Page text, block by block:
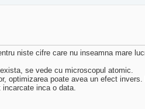
niste cifre care nu inseamna mare
se vede cu microscopul atomic.
optimizarea poate avea un efect
inca o data.